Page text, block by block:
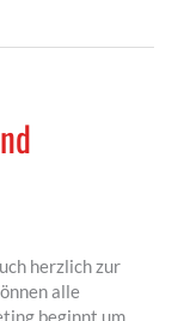
herzlich zur
alle
beginnt um